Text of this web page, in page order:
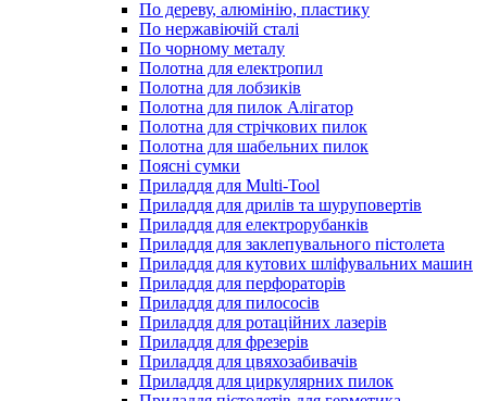
По дереву, алюмінію, пластику
По нержавіючій сталі
По чорному металу
Полотна для електропил
Полотна для лобзиків
Полотна для пилок Алігатор
Полотна для стрічкових пилок
Полотна для шабельних пилок
Поясні сумки
Приладдя для Multi-Tool
Приладдя для дрилів та шуруповертів
Приладдя для електрорубанків
Приладдя для заклепувального пістолета
Приладдя для кутових шліфувальних машин
Приладдя для перфораторів
Приладдя для пилососів
Приладдя для ротаційних лазерів
Приладдя для фрезерів
Приладдя для цвяхозабивачів
Приладдя для циркулярних пилок